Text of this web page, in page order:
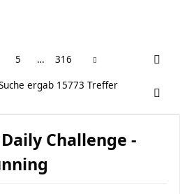
5 … 316
ergab 15773 Treffer
Daily Challenge -